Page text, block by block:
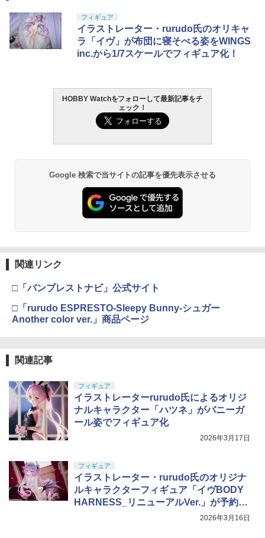
フィギュア
イラストレーター・rurudo氏のオリキャ
ラ「イヴ」が布団に寝そべる姿をWINGS
inc.から1/7スケールでフィギュア化！
HOBBY Watchをフォローして最新記事をチ
ェック！
Google 検索で当サイトの記事を優先表示させる
関連リンク
□「バンプレストナビ」公式サイト
□「rurudo ESPRESTO-Sleepy Bunny-シュガー
Another color ver.」商品ページ
関連記事
フィギュア
イラストレーターrurudo氏によるオリジ
ナルキャラクター「ハツネ」がバニーガ
ール姿でフィギュア化
2026年3月17日
フィギュア
イラストレーター・rurudo氏のオリジナ
ルキャラクターフィギュア「イヴBODY
HARNESS_リニューアルVer.」が予約開
2026年3月16日